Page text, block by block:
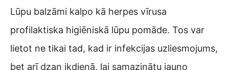
Lūpu balzāmi kalpo kā herpes vīrusa
profilaktiska higiēniskā lūpu pomāde. Tos var
lietot ne tikai tad, kad ir infekcijas uzliesmojums,
bet arī dzan ikdienā, lai samazinātu jauno